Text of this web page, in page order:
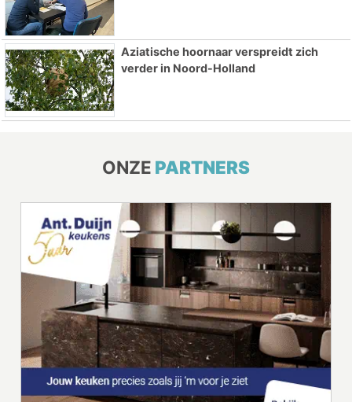
Aziatische hoornaar verspreidt zich
verder in Noord-Holland
ONZE PARTNERS